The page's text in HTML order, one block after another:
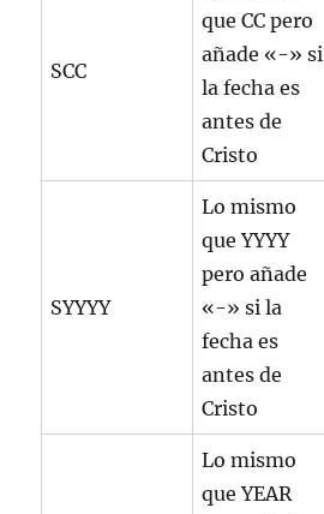
SCC
que CC pero
añade «-» si
la fecha es
antes de
Cristo
SYYYY
Lo mismo
que YYYY
pero añade
«-» si la
fecha es
antes de
Cristo
Lo mismo
que YEAR